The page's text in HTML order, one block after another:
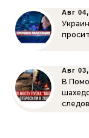
Авг
Авг
В